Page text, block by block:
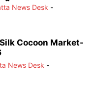
News Desk -
Cocoon Market-
News Desk -